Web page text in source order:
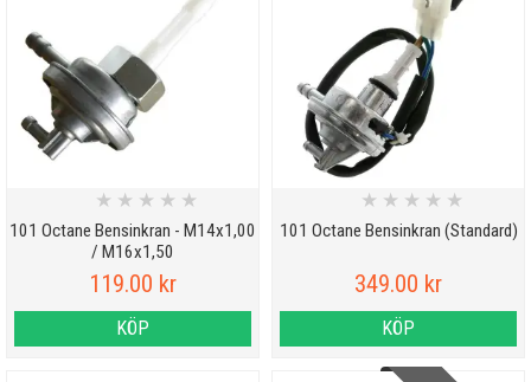
101 Octane Bensinkran - M14x1,00
/ M16x1,50
★ ★ ★ ★ ★
119.00 kr
KÖP
101 Octane Bensinkran (Standard)
★ ★ ★ ★ ★
349.00 kr
KÖP